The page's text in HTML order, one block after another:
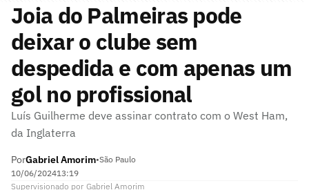
Joia do Palmeiras pode
deixar o clube sem
despedida e com apenas um
gol no profissional
Luís Guilherme deve assinar contrato com o West Ham,
da Inglaterra
PorGabriel Amorim•São Paulo
10/06/202413:19
Supervisionado por Gabriel Amorim